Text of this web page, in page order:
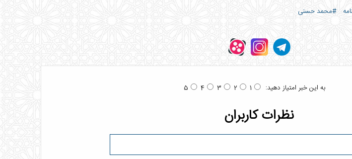
#محمد حسنی
به این خبر امتیاز دهید: 1
2
3
4
5
نظرات کاربران